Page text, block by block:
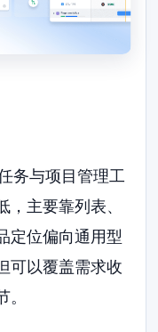
务与项目管理工
主要靠列表、
定位偏向通用型
可以覆盖需求收